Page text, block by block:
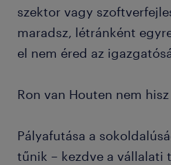
szektor vagy
maradsz, létránként
el nem éred az
Ron van Houten nem
Pályafutása a
tűnik – kezdve a vállalati